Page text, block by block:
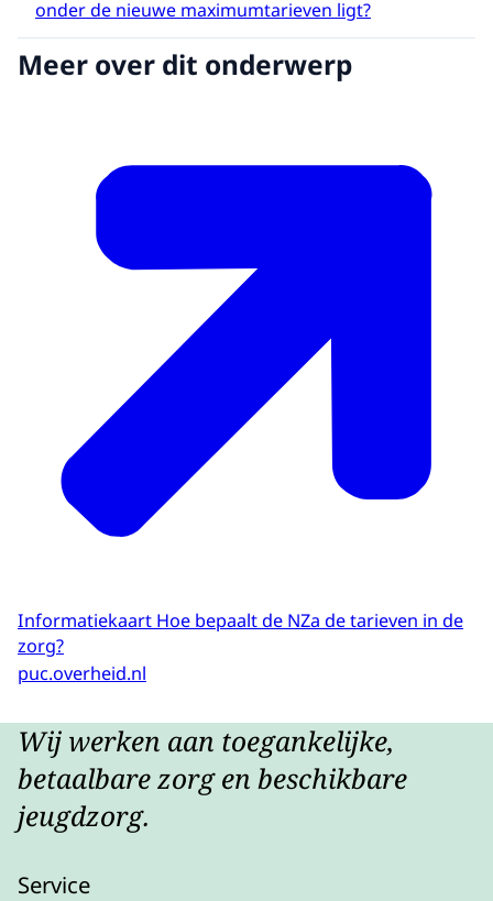
onder de nieuwe maximumtarieven ligt?
Meer over dit onderwerp
Informatiekaart Hoe bepaalt de NZa de tarieven in de
zorg?
puc.overheid.nl
Wij werken aan toegankelijke,
betaalbare zorg en beschikbare
jeugdzorg.
Service